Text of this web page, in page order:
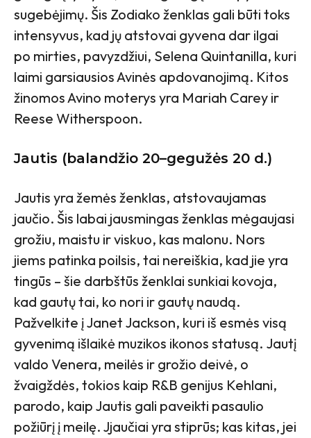
sugebėjimų. Šis Zodiako ženklas gali būti toks
intensyvus, kad jų atstovai gyvena dar ilgai
po mirties, pavyzdžiui, Selena Quintanilla, kuri
laimi garsiausios Avinės apdovanojimą. Kitos
žinomos Avino moterys yra Mariah Carey ir
Reese Witherspoon.
Jautis (balandžio 20–gegužės 20 d.)
Jautis yra žemės ženklas, atstovaujamas
jaučio. Šis labai jausmingas ženklas mėgaujasi
grožiu, maistu ir viskuo, kas malonu. Nors
jiems patinka poilsis, tai nereiškia, kad jie yra
tingūs – šie darbštūs ženklai sunkiai kovoja,
kad gautų tai, ko nori ir gautų naudą.
Pažvelkite į Janet Jackson, kuri iš esmės visą
gyvenimą išlaikė muzikos ikonos statusą. Jautį
valdo Venera, meilės ir grožio deivė, o
žvaigždės, tokios kaip R&B genijus Kehlani,
parodo, kaip Jautis gali paveikti pasaulio
požiūrį į meilę. Jjaučiai yra stiprūs; kas kitas, jei